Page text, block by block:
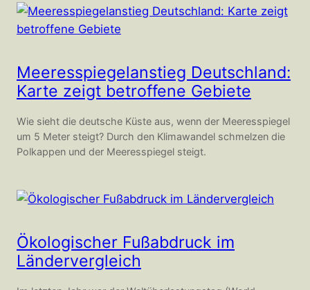
Meeresspiegelanstieg Deutschland:
Karte zeigt betroffene Gebiete
Wie sieht die deutsche Küste aus, wenn der Meeresspiegel
um 5 Meter steigt? Durch den Klimawandel schmelzen die
Polkappen und der Meeresspiegel steigt.
Ökologischer Fußabdruck im
Ländervergleich